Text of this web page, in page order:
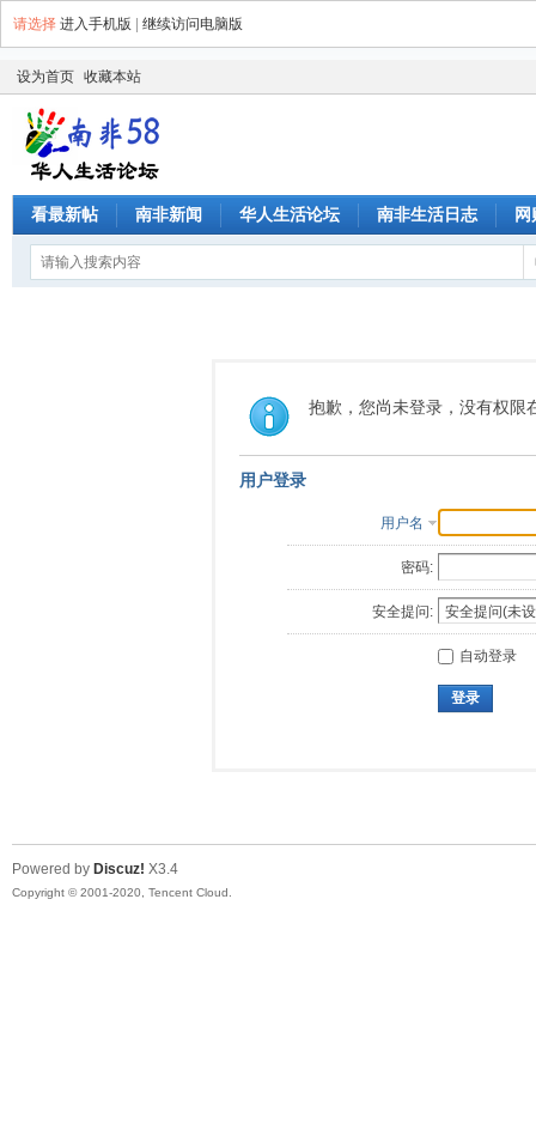
请选择 进入手机版 继续访问电脑版
设为首页 收藏本站
看最新帖 南非新闻 华人生活论坛 南非生活日志 网
抱歉，您尚未登录，没有权限
用户登录
用户名
密码:
安全提问:
自动登录
登录
Powered by Discuz! X3.4
Copyright © 2001-2020, Tencent Cloud.